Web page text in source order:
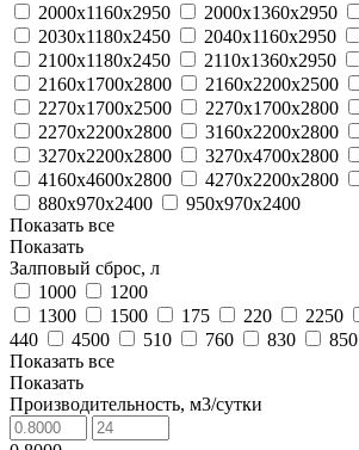
2000х1160х2950
2000х1360х2950
2030х1180х2450
2040х1160х2950
2100х1180х2450
2110х1360х2950
2160х1700х2800
2160х2200х2500
2270х1700х2500
2270х1700х2800
2270х2200х2800
3160х2200х2800
3270х2200х2800
3270х4700х2800
4160х4600х2800
4270х2200х2800
880х970х2400
950х970х2400
Показать все
Показать
Залповый сброс, л
1000
1200
1300
1500 175 220 2250
440
4500 510 760 830
850
Показать все
Показать
Производительность, м3/сутки